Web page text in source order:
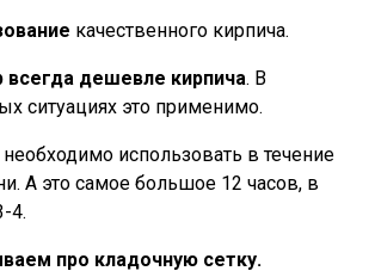
качественного кирпича.
всегда дешевле кирпича. В
ситуациях это применимо.
использовать в течение
А это самое большое 12 часов, в
4.
про кладочную сетку.